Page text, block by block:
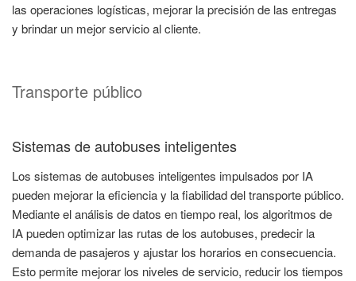
las operaciones logísticas, mejorar la precisión de las entregas
y brindar un mejor servicio al cliente.
Transporte público
Sistemas de autobuses inteligentes
Los sistemas de autobuses inteligentes impulsados por IA
pueden mejorar la eficiencia y la fiabilidad del transporte público.
Mediante el análisis de datos en tiempo real, los algoritmos de
IA pueden optimizar las rutas de los autobuses, predecir la
demanda de pasajeros y ajustar los horarios en consecuencia.
Esto permite mejorar los niveles de servicio, reducir los tiempos